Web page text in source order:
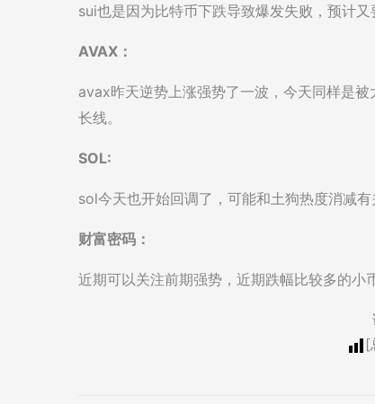
sui也是因为比特币下跌导致爆发失败，预计
AVAX：
avax昨天逆势上涨强势了一波，今天同样是
长线。
SOL:
sol今天也开始回调了，可能和土狗热度消减
财富密码：
近期可以关注前期强势，近期跌幅比较多的小
[